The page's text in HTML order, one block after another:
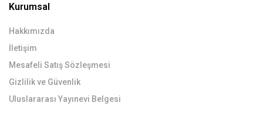
Kurumsal
Hakkımızda
İletişim
Mesafeli Satış Sözleşmesi
Gizlilik ve Güvenlik
Uluslararası Yayınevi Belgesi